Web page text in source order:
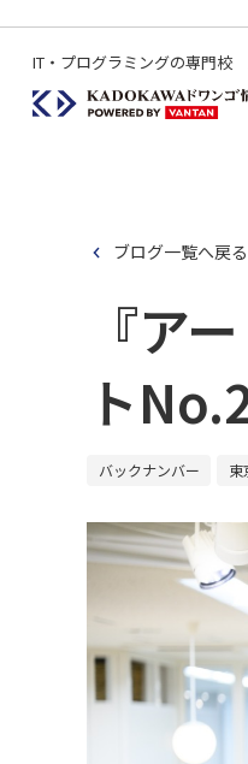
IT・プログラミングの専門校
ブログ一覧へ戻る
『ア
ト
バックナンバー 東